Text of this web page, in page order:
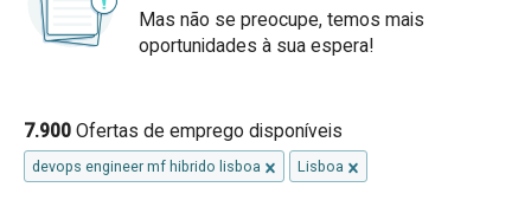
Mas não se preocupe, temos mais
oportunidades à sua espera!
7.900 Ofertas de emprego disponíveis
devops engineer mf hibrido lisboa Lisboa